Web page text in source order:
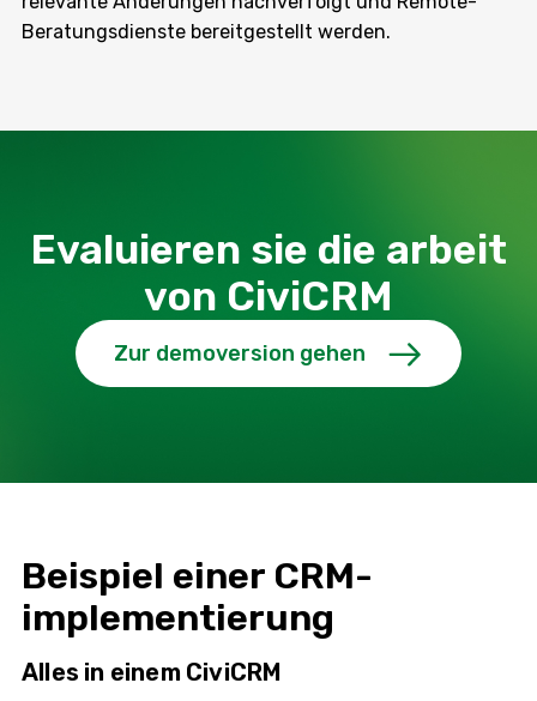
Beratungsdienste bereitgestellt werden.
Evaluieren sie die arbeit
von CiviCRM
Zur demoversion gehen
Beispiel einer CRM-
implementierung
Alles in einem CiviCRM